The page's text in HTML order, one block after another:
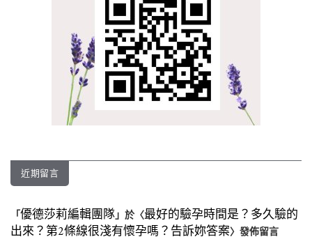
近期留言
「優德莎莉編輯團隊」於〈最好的驗孕時間是？多久驗的
出來？第2條線很淺有懷孕嗎？告訴妳答案〉發佈留言